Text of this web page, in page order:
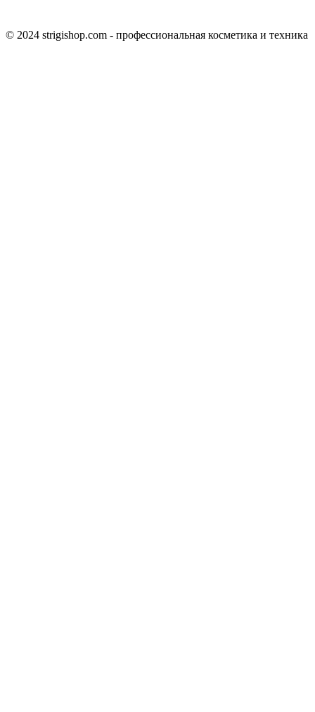
© 2024 strigishop.com - профессиональная косметика и техника